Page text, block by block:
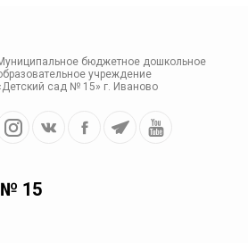
бюджетное дошкольное
учреждение
сад № 15» г. Иваново
15